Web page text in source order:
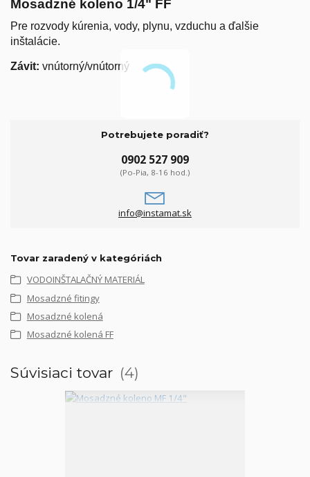
Mosadzné koleno 1/4" FF
Pre rozvody kúrenia, vody, plynu, vzduchu a ďalšie
inštalácie.
Závit: vnútorný/vnútorný
Potrebujete poradiť?
0902 527 909
(Po-Pia, 8-16 hod.)
info@instamat.sk
Tovar zaradený v kategóriách
VODOINŠTALAČNÝ MATERIÁL
Mosadzné fitingy
Mosadzné kolená
Mosadzné kolená FF
Súvisiaci tovar 4